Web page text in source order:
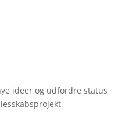
ideer og udfordre status